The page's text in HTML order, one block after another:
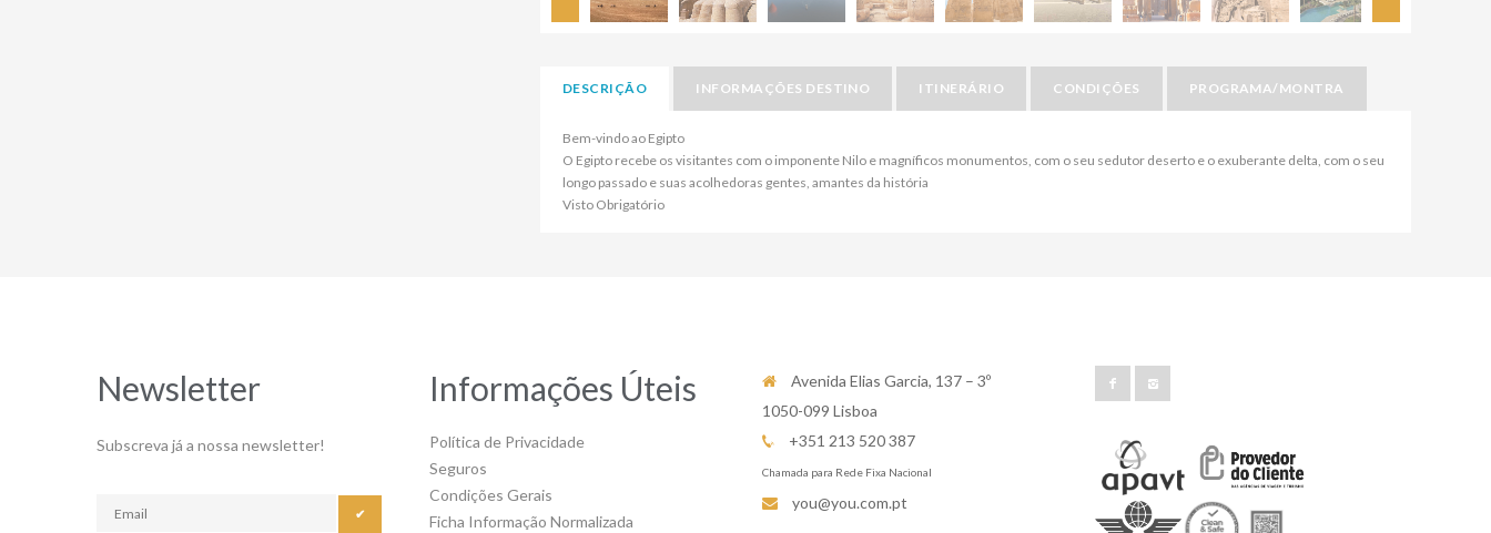
DESCRIÇÃO INFORMAÇÕES DESTINO ITINERÁRIO CONDIÇÕES PROGRAMA/MONTRA
Bem-vindo ao Egipto
O Egipto recebe os visitantes com o imponente Nilo e magníficos monumentos, com o seu sedutor deserto e o exuberante delta, com o seu
longo passado e suas acolhedoras gentes, amantes da história
Visto Obrigatório
Newsletter
Subscreva já a nossa newsletter!
✔
Informações Úteis
Política de Privacidade
Seguros
Condições Gerais
Ficha Informação Normalizada
Avenida Elias Garcia, 137 – 3º
1050-099 Lisboa
+351 213 520 387
Chamada para Rede Fixa Nacional
you@you.com.pt